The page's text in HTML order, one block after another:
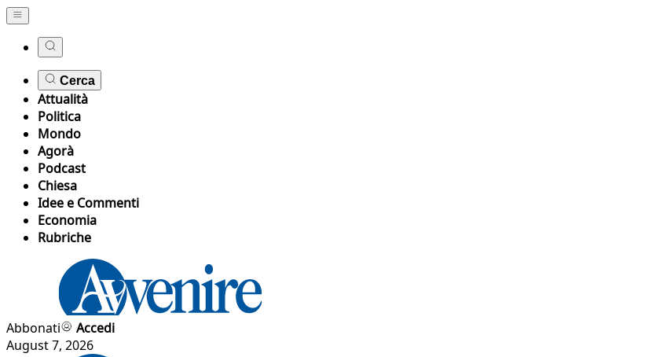
Cerca
Attualità
Politica
Mondo
Agorà
Podcast
Chiesa
Idee e Commenti
Economia
Rubriche
Abbonati
Accedi
August 7, 2026